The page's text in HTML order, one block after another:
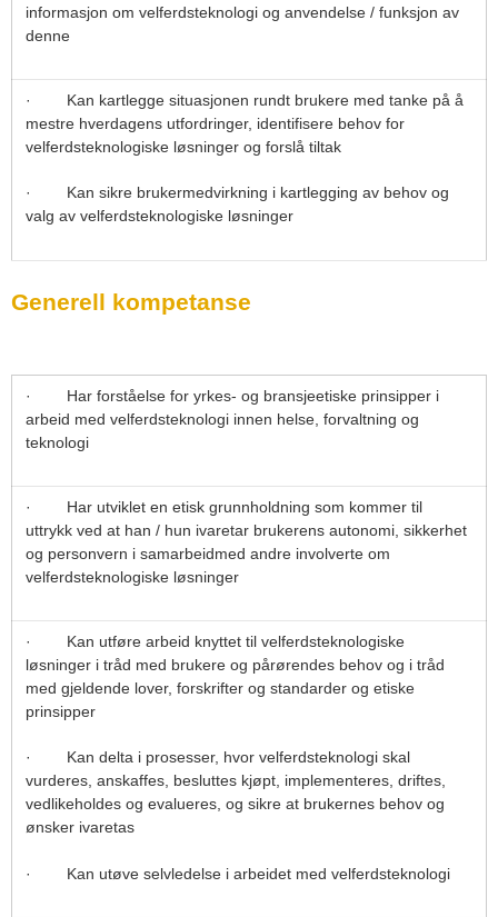
informasjon om velferdsteknologi og anvendelse / funksjon av
denne
· Kan kartlegge situasjonen rundt brukere med tanke på å
mestre hverdagens utfordringer, identifisere behov for
velferdsteknologiske løsninger og forslå tiltak
· Kan sikre brukermedvirkning i kartlegging av behov og
valg av velferdsteknologiske løsninger
Generell kompetanse
· Har forståelse for yrkes- og bransjeetiske prinsipper i
arbeid med velferdsteknologi innen helse, forvaltning og
teknologi
· Har utviklet en etisk grunnholdning som kommer til
uttrykk ved at han / hun ivaretar brukerens autonomi, sikkerhet
og personvern i samarbeidmed andre involverte om
velferdsteknologiske løsninger
· Kan utføre arbeid knyttet til velferdsteknologiske
løsninger i tråd med brukere og pårørendes behov og i tråd
med gjeldende lover, forskrifter og standarder og etiske
prinsipper
· Kan delta i prosesser, hvor velferdsteknologi skal
vurderes, anskaffes, besluttes kjøpt, implementeres, driftes,
vedlikeholdes og evalueres, og sikre at brukernes behov og
ønsker ivaretas
· Kan utøve selvledelse i arbeidet med velferdsteknologi